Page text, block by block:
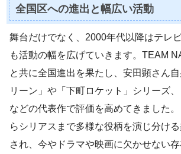
全国区への進出と幅広い活動
舞台だけでなく、2000年代以降はテレ
も活動の幅を広げていきます。TEAM
と共に全国進出を果たし、安田顕さん
リーン」や「下町ロケット」シリーズ、
などの代表作で評価を高めてきました
らシリアスまで多様な役柄を演じ分け
され、今やドラマや映画に欠かせない存